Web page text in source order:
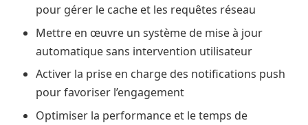
pour gérer le cache et les requêtes réseau
Mettre en œuvre un système de mise à jour
automatique sans intervention utilisateur
Activer la prise en charge des notifications push
pour favoriser l’engagement
Optimiser la performance et le temps de